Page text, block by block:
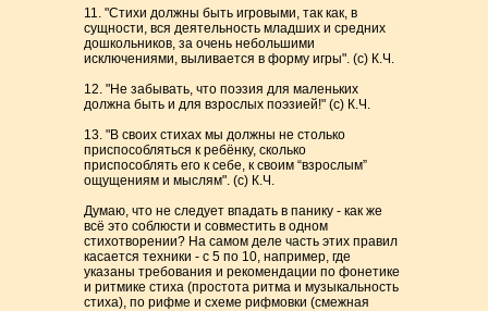
11. "Стихи должны быть игровыми, так как, в
сущности, вся деятельность младших и средних
дошкольников, за очень небольшими
исключениями, выливается в форму игры". (с) К.Ч.
12. "Не забывать, что поэзия для маленьких
должна быть и для взрослых поэзией!" (с) К.Ч.
13. "В своих стихах мы должны не столько
приспособляться к ребёнку, сколько
приспособлять его к себе, к своим “взрослым”
ощущениям и мыслям". (с) К.Ч.
Думаю, что не следует впадать в панику - как же
всё это соблюсти и совместить в одном
стихотворении? На самом деле часть этих правил
касается техники - с 5 по 10, например, где
указаны требования и рекомендации по фонетике
и ритмике стиха (простота ритма и музыкальность
стиха), по рифме и схеме рифмовки (смежная